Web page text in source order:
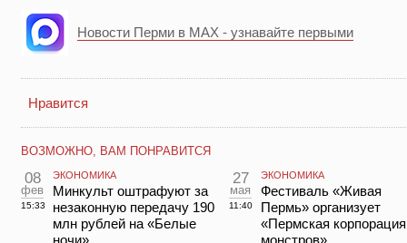
Новости Перми в MAX - узнавайте первыми
Нравится
ВОЗМОЖНО, ВАМ ПОНРАВИТСЯ
08
фев
15:33
ЭКОНОМИКА
Минкульт оштрафуют за
незаконную передачу 190
млн рублей на «Белые
ночи»
27
мая
11:40
ЭКОНОМИКА
Фестиваль «Живая
Пермь» организует
«Пермская корпорация
монстров»